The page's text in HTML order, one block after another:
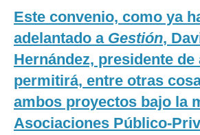
Este convenio, como ya
adelantado a Gestión,
Hernández, presidente de
permitirá, entre otras
ambos proyectos bajo la
Asociaciones Público-